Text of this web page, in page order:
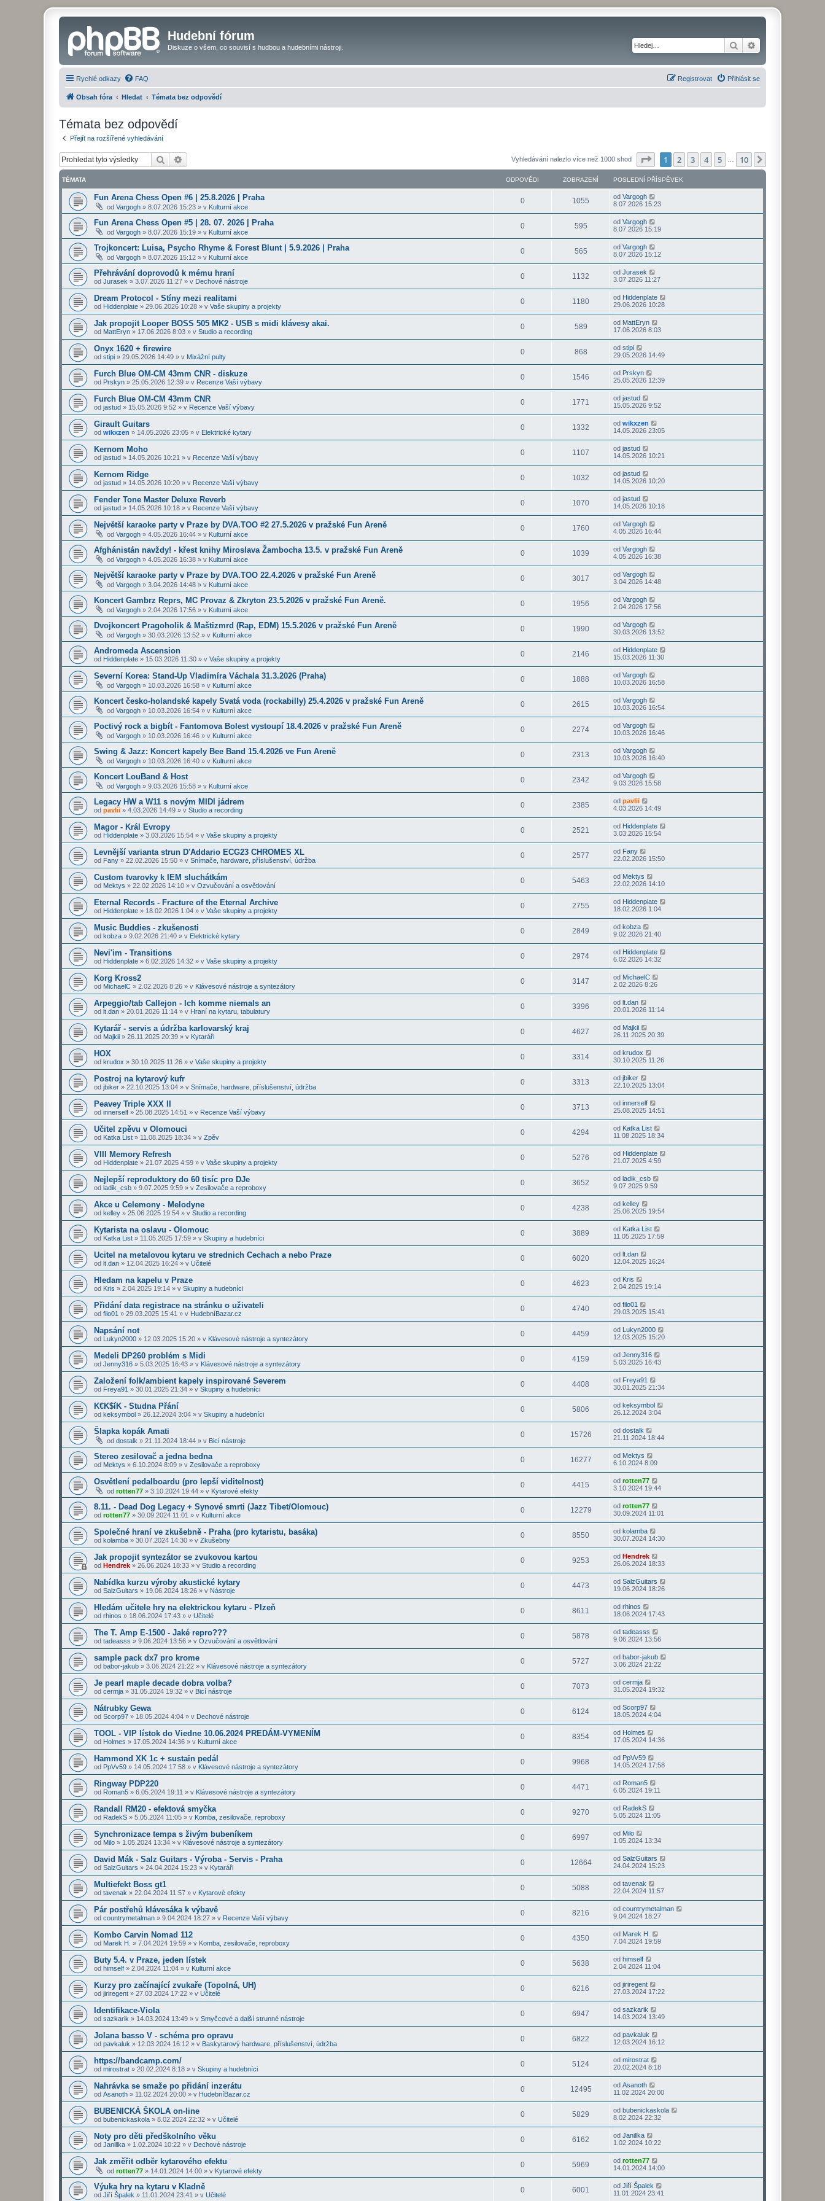
Hudební fórum
Diskuze o všem, co souvisí s hudbou a hudebními nástroji. Hledat
Rychlé odkazy FAQ Přihlásit se
Registrovat
Obsah fóra Hledat Témata bez odpovědí
Témata bez odpovědí
Přejít na rozšířené vyhledávání
Hledat Vyhledávání nalezlo více než 1000 shod Stránka z
1 2 3 4 5 10
TÉMATA ODPOVĚDI ZOBRAZENÍ POSLEDNÍ PŘÍSPĚVEK
Fun Arena Chess Open #6 | 25.8.2026 | Praha
od Vargogh » 8.07.2026 15:23 » v Kulturní akce
0 1055 od Vargogh
8.07.2026 15:23
Fun Arena Chess Open #5 | 28. 07. 2026 | Praha
od Vargogh » 8.07.2026 15:19 » v Kulturní akce
0 595 od Vargogh
8.07.2026 15:19
Trojkoncert: Luisa, Psycho Rhyme & Forest Blunt | 5.9.2026 | Praha
od Vargogh » 8.07.2026 15:12 » v Kulturní akce
0 565 od Vargogh
8.07.2026 15:12
Přehrávání doprovodů k mému hraní
od Jurasek » 3.07.2026 11:27 » v Dechové nástroje
0 1132 od Jurasek
3.07.2026 11:27
Dream Protocol - Stíny mezi realitami
od Hiddenplate » 29.06.2026 10:28 » v Vaše skupiny a projekty
0 1180 od Hiddenplate
29.06.2026 10:28
Jak propojit Looper BOSS 505 MK2 - USB s midi klávesy akai.
od MattEryn » 17.06.2026 8:03 » v Studio a recording
0 589 od MattEryn
17.06.2026 8:03
Onyx 1620 + firewire
od stipi » 29.05.2026 14:49 » v Mixážní pulty
0 868 od stipi
29.05.2026 14:49
Furch Blue OM-CM 43mm CNR - diskuze
od Prskyn » 25.05.2026 12:39 » v Recenze Vaší výbavy
0 1546 od Prskyn
25.05.2026 12:39
Furch Blue OM-CM 43mm CNR
od jastud » 15.05.2026 9:52 » v Recenze Vaší výbavy
0 1771 od jastud
15.05.2026 9:52
Girault Guitars
od wikxzen » 14.05.2026 23:05 » v Elektrické kytary
0 1332 od wikxzen
14.05.2026 23:05
Kernom Moho
od jastud » 14.05.2026 10:21 » v Recenze Vaší výbavy
0 1107 od jastud
14.05.2026 10:21
Kernom Ridge
od jastud » 14.05.2026 10:20 » v Recenze Vaší výbavy
0 1032 od jastud
14.05.2026 10:20
Fender Tone Master Deluxe Reverb
od jastud » 14.05.2026 10:18 » v Recenze Vaší výbavy
0 1070 od jastud
14.05.2026 10:18
Největší karaoke party v Praze by DVA.TOO #2 27.5.2026 v pražské Fun Areně
od Vargogh » 4.05.2026 16:44 » v Kulturní akce
0 1760 od Vargogh
4.05.2026 16:44
Afghánistán navždy! - křest knihy Miroslava Žambocha 13.5. v pražské Fun Areně
od Vargogh » 4.05.2026 16:38 » v Kulturní akce
0 1039 od Vargogh
4.05.2026 16:38
Největší karaoke party v Praze by DVA.TOO 22.4.2026 v pražské Fun Areně
od Vargogh » 3.04.2026 14:48 » v Kulturní akce
0 3017 od Vargogh
3.04.2026 14:48
Koncert Gambrz Reprs, MC Provaz & Zkryton 23.5.2026 v pražské Fun Areně.
od Vargogh » 2.04.2026 17:56 » v Kulturní akce
0 1956 od Vargogh
2.04.2026 17:56
Dvojkoncert Pragoholik & Maštizmrd (Rap, EDM) 15.5.2026 v pražské Fun Areně
od Vargogh » 30.03.2026 13:52 » v Kulturní akce
0 1990 od Vargogh
30.03.2026 13:52
Andromeda Ascension
od Hiddenplate » 15.03.2026 11:30 » v Vaše skupiny a projekty
0 2146 od Hiddenplate
15.03.2026 11:30
Severní Korea: Stand-Up Vladimíra Váchala 31.3.2026 (Praha)
od Vargogh » 10.03.2026 16:58 » v Kulturní akce
0 1888 od Vargogh
10.03.2026 16:58
Koncert česko-holandské kapely Svatá voda (rockabilly) 25.4.2026 v pražské Fun Areně
od Vargogh » 10.03.2026 16:54 » v Kulturní akce
0 2615 od Vargogh
10.03.2026 16:54
Poctivý rock a bigbít - Fantomova Bolest vystoupí 18.4.2026 v pražské Fun Areně
od Vargogh » 10.03.2026 16:46 » v Kulturní akce
0 2274 od Vargogh
10.03.2026 16:46
Swing & Jazz: Koncert kapely Bee Band 15.4.2026 ve Fun Areně
od Vargogh » 10.03.2026 16:40 » v Kulturní akce
0 2313 od Vargogh
10.03.2026 16:40
Koncert LouBand & Host
od Vargogh » 9.03.2026 15:58 » v Kulturní akce
0 2342 od Vargogh
9.03.2026 15:58
Legacy HW a W11 s novým MIDI jádrem
od pavlii » 4.03.2026 14:49 » v Studio a recording
0 2385 od pavlii
4.03.2026 14:49
Magor - Král Evropy
od Hiddenplate » 3.03.2026 15:54 » v Vaše skupiny a projekty
0 2521 od Hiddenplate
3.03.2026 15:54
Levnější varianta strun D'Addario ECG23 CHROMES XL
od Fany » 22.02.2026 15:50 » v Snímače, hardware, příslušenství, údržba
0 2577 od Fany
22.02.2026 15:50
Custom tvarovky k IEM sluchátkám
od Mektys » 22.02.2026 14:10 » v Ozvučování a osvětlování
0 5463 od Mektys
22.02.2026 14:10
Eternal Records - Fracture of the Eternal Archive
od Hiddenplate » 18.02.2026 1:04 » v Vaše skupiny a projekty
0 2755 od Hiddenplate
18.02.2026 1:04
Music Buddies - zkušenosti
od kobza » 9.02.2026 21:40 » v Elektrické kytary
0 2849 od kobza
9.02.2026 21:40
Nevi'im - Transitions
od Hiddenplate » 6.02.2026 14:32 » v Vaše skupiny a projekty
0 2974 od Hiddenplate
6.02.2026 14:32
Korg Kross2
od MichaelC » 2.02.2026 8:26 » v Klávesové nástroje a syntezátory
0 3147 od MichaelC
2.02.2026 8:26
Arpeggio/tab Callejon - Ich komme niemals an
od lt.dan » 20.01.2026 11:14 » v Hraní na kytaru, tabulatury
0 3396 od lt.dan
20.01.2026 11:14
Kytarář - servis a údržba karlovarský kraj
od Majkii » 26.11.2025 20:39 » v Kytaráři
0 4627 od Majkii
26.11.2025 20:39
HOX
od krudox » 30.10.2025 11:26 » v Vaše skupiny a projekty
0 3314 od krudox
30.10.2025 11:26
Postroj na kytarový kufr
od jbiker » 22.10.2025 13:04 » v Snímače, hardware, příslušenství, údržba
0 3313 od jbiker
22.10.2025 13:04
Peavey Triple XXX II
od innerself » 25.08.2025 14:51 » v Recenze Vaší výbavy
0 3713 od innerself
25.08.2025 14:51
Učitel zpěvu v Olomouci
od Katka List » 11.08.2025 18:34 » v Zpěv
0 4294 od Katka List
11.08.2025 18:34
VIII Memory Refresh
od Hiddenplate » 21.07.2025 4:59 » v Vaše skupiny a projekty
0 5276 od Hiddenplate
21.07.2025 4:59
Nejlepší reproduktory do 60 tisíc pro DJe
od ladik_csb » 9.07.2025 9:59 » v Zesilovače a reproboxy
0 3652 od ladik_csb
9.07.2025 9:59
Akce u Celemony - Melodyne
od kelley » 25.06.2025 19:54 » v Studio a recording
0 4238 od kelley
25.06.2025 19:54
Kytarista na oslavu - Olomouc
od Katka List » 11.05.2025 17:59 » v Skupiny a hudebníci
0 3889 od Katka List
11.05.2025 17:59
Ucitel na metalovou kytaru ve strednich Cechach a nebo Praze
od lt.dan » 12.04.2025 16:24 » v Učitelé
0 6020 od lt.dan
12.04.2025 16:24
Hledam na kapelu v Praze
od Kris » 2.04.2025 19:14 » v Skupiny a hudebníci
0 4623 od Kris
2.04.2025 19:14
Přidání data registrace na stránku o uživateli
od filo01 » 29.03.2025 15:41 » v HudebníBazar.cz
0 4740 od filo01
29.03.2025 15:41
Napsání not
od Lukyn2000 » 12.03.2025 15:20 » v Klávesové nástroje a syntezátory
0 4459 od Lukyn2000
12.03.2025 15:20
Medeli DP260 problém s Midi
od Jenny316 » 5.03.2025 16:43 » v Klávesové nástroje a syntezátory
0 4159 od Jenny316
5.03.2025 16:43
Založení folk/ambient kapely inspirované Severem
od Freya91 » 30.01.2025 21:34 » v Skupiny a hudebníci
0 4408 od Freya91
30.01.2025 21:34
K€K$íK - Studna Přání
od keksymbol » 26.12.2024 3:04 » v Skupiny a hudebníci
0 5806 od keksymbol
26.12.2024 3:04
Šlapka kopák Amati
od dostalk » 21.11.2024 18:44 » v Bicí nástroje
0 15726 od dostalk
21.11.2024 18:44
Stereo zesilovač a jedna bedna
od Mektys » 6.10.2024 8:09 » v Zesilovače a reproboxy
0 16277 od Mektys
6.10.2024 8:09
Osvětlení pedalboardu (pro lepší viditelnost)
od rotten77 » 3.10.2024 19:44 » v Kytarové efekty
0 4415 od rotten77
3.10.2024 19:44
8.11. - Dead Dog Legacy + Synové smrti (Jazz Tibet/Olomouc)
od rotten77 » 30.09.2024 11:01 » v Kulturní akce
0 12279 od rotten77
30.09.2024 11:01
Společné hraní ve zkušebně - Praha (pro kytaristu, basáka)
od kolamba » 30.07.2024 14:30 » v Zkušebny
0 8550 od kolamba
30.07.2024 14:30
Jak propojit syntezátor se zvukovou kartou
od Hendrek » 26.06.2024 18:33 » v Studio a recording
0 9253 od Hendrek
26.06.2024 18:33
Nabídka kurzu výroby akustické kytary
od SalzGuitars » 19.06.2024 18:26 » v Nástroje
0 4473 od SalzGuitars
19.06.2024 18:26
Hledám učitele hry na elektrickou kytaru - Plzeň
od rhinos » 18.06.2024 17:43 » v Učitelé
0 8611 od rhinos
18.06.2024 17:43
The T. Amp E-1500 - Jaké repro???
od tadeasss » 9.06.2024 13:56 » v Ozvučování a osvětlování
0 5878 od tadeasss
9.06.2024 13:56
sample pack dx7 pro krome
od babor-jakub » 3.06.2024 21:22 » v Klávesové nástroje a syntezátory
0 5727 od babor-jakub
3.06.2024 21:22
Je pearl maple decade dobra volba?
od cermja » 31.05.2024 19:32 » v Bicí nástroje
0 7073 od cermja
31.05.2024 19:32
Nátrubky Gewa
od Scorp97 » 18.05.2024 4:04 » v Dechové nástroje
0 6124 od Scorp97
18.05.2024 4:04
TOOL - VIP lístok do Viedne 10.06.2024 PREDÁM-VYMENÍM
od Holmes » 17.05.2024 14:36 » v Kulturní akce
0 8354 od Holmes
17.05.2024 14:36
Hammond XK 1c + sustain pedál
od PpVv59 » 14.05.2024 17:58 » v Klávesové nástroje a syntezátory
0 9968 od PpVv59
14.05.2024 17:58
Ringway PDP220
od Roman5 » 6.05.2024 19:11 » v Klávesové nástroje a syntezátory
0 4471 od Roman5
6.05.2024 19:11
Randall RM20 - efektová smyčka
od RadekS » 5.05.2024 11:05 » v Komba, zesilovače, reproboxy
0 9270 od RadekS
5.05.2024 11:05
Synchronizace tempa s živým bubeníkem
od Milo » 1.05.2024 13:34 » v Klávesové nástroje a syntezátory
0 6997 od Milo
1.05.2024 13:34
David Mák - Salz Guitars - Výroba - Servis - Praha
od SalzGuitars » 24.04.2024 15:23 » v Kytaráři
0 12664 od SalzGuitars
24.04.2024 15:23
Multiefekt Boss gt1
od tavenak » 22.04.2024 11:57 » v Kytarové efekty
0 5088 od tavenak
22.04.2024 11:57
Pár postřehů klávesáka k výbavě
od countrymetalman » 9.04.2024 18:27 » v Recenze Vaší výbavy
0 8216 od countrymetalman
9.04.2024 18:27
Kombo Carvin Nomad 112
od Marek H. » 7.04.2024 19:59 » v Komba, zesilovače, reproboxy
0 4350 od Marek H.
7.04.2024 19:59
Buty 5.4. v Praze, jeden lístek
od himself » 2.04.2024 11:04 » v Kulturní akce
0 5638 od himself
2.04.2024 11:04
Kurzy pro začínající zvukaře (Topolná, UH)
od jiriregent » 27.03.2024 17:22 » v Učitelé
0 6216 od jiriregent
27.03.2024 17:22
Identifikace-Viola
od sazkarik » 14.03.2024 13:49 » v Smyčcové a další strunné nástroje
0 6947 od sazkarik
14.03.2024 13:49
Jolana basso V - schéma pro opravu
od pavkaluk » 12.03.2024 16:12 » v Baskytarový hardware, příslušenství, údržba
0 6822 od pavkaluk
12.03.2024 16:12
https://bandcamp.com/
od mirostrat » 20.02.2024 8:18 » v Skupiny a hudebníci
0 5124 od mirostrat
20.02.2024 8:18
Nahrávka se smaže po přidání inzerátu
od Asanoth » 11.02.2024 20:00 » v HudebníBazar.cz
0 12495 od Asanoth
11.02.2024 20:00
BUBENICKÁ ŠKOLA on-line
od bubenickaskola » 8.02.2024 22:32 » v Učitelé
0 5829 od bubenickaskola
8.02.2024 22:32
Noty pro děti předškolního věku
od Janillka » 1.02.2024 10:22 » v Dechové nástroje
0 6162 od Janillka
1.02.2024 10:22
Jak změřit odběr kytarového efektu
od rotten77 » 14.01.2024 14:00 » v Kytarové efekty
0 5969 od rotten77
14.01.2024 14:00
Výuka hry na kytaru v Kladně
od Jiří Špalek » 11.01.2024 23:41 » v Učitelé
0 6001 od Jiří Špalek
11.01.2024 23:41